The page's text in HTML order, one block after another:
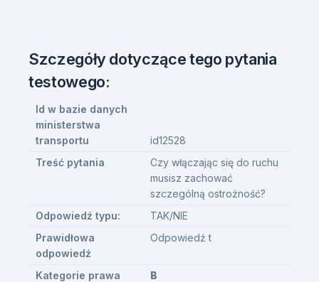
Szczegóły dotyczące tego pytania
testowego:
Id w bazie danych
ministerstwa
transportu
id12528
Treść pytania
Czy włączając się do ruchu
musisz zachować
szczególną ostrożność?
Odpowiedź typu:
TAK/NIE
Prawidłowa
odpowiedź
Odpowiedź t
Kategorie prawa
B